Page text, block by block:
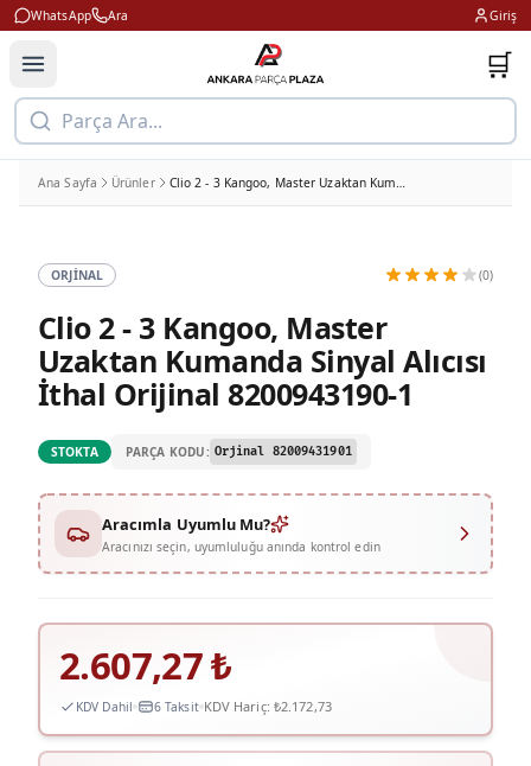
WhatsApp Ara Giriş
🛒
Parça Ara...
Ana Sayfa Ürünler Clio 2 - 3 Kangoo, Master Uzaktan Kumanda Sinyal Alıcısı İthal Orijinal 8200943190-1
ORJINAL (0)
Clio 2 - 3 Kangoo, Master
Uzaktan Kumanda Sinyal Alıcısı
İthal Orijinal 8200943190-1
STOKTA PARÇA KODU: Orjinal 82009431901
Aracımla Uyumlu Mu?
Aracınızı seçin, uyumluluğu anında kontrol edin
2.607,27₺
KDV Dahil 6 Taksit KDV Hariç: ₺2.172,73